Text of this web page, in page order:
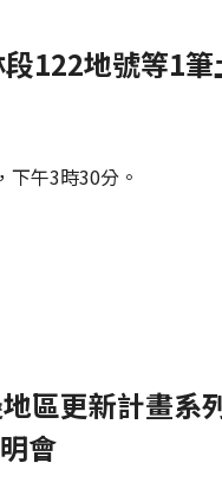
段122地號等1
下午3時30分。
區更新計畫系
會